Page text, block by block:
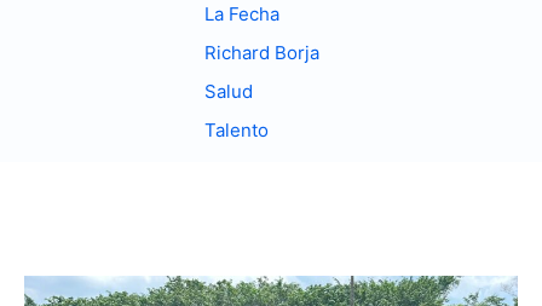
La Fecha
Richard Borja
Salud
Talento